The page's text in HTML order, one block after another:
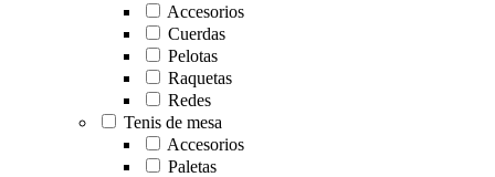
Accesorios
Cuerdas
Pelotas
Raquetas
Redes
Tenis de mesa
Accesorios
Paletas